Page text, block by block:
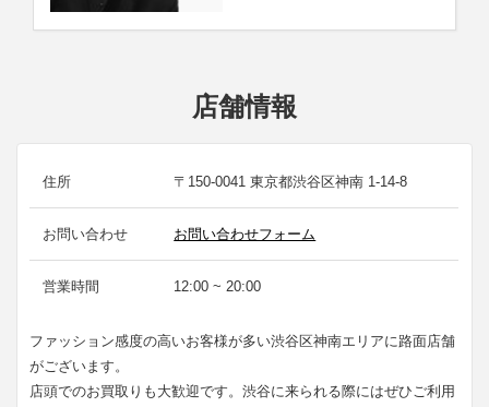
店舗情報
住所 〒150-0041 東京都渋谷区神南 1-14-8
お問い合わせ お問い合わせフォーム
営業時間 12:00 ~ 20:00
ファッション感度の高いお客様が多い渋谷区神南エリアに路面店舗
がございます。
店頭でのお買取りも大歓迎です。渋谷に来られる際にはぜひご利用